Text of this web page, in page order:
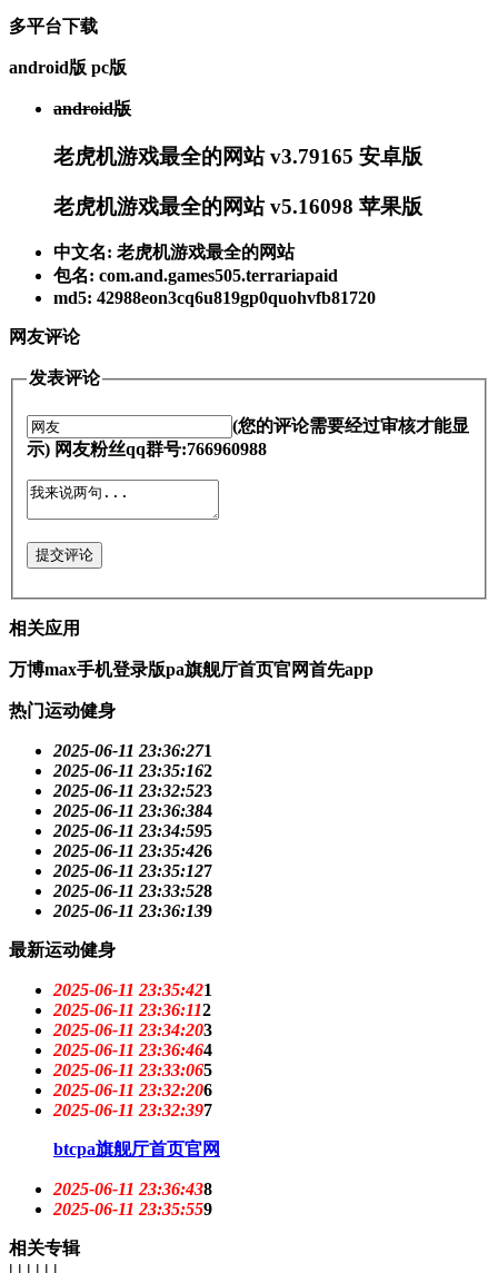
多平台下载
android版 pc版
android版
老虎机游戏最全的网站 v3.79165 安卓版
老虎机游戏最全的网站 v5.16098 苹果版
中文名: 老虎机游戏最全的网站
包名: com.and.games505.terrariapaid
md5: 42988eon3cq6u819gp0quohvfb81720
网友评论
发表评论
(您的评论需要经过审核才能显
示) 网友粉丝qq群号:766960988
提交评论
相关应用
万博max手机登录版pa旗舰厅首页官网首先app
热门运动健身
2025-06-11 23:36:271
2025-06-11 23:35:162
2025-06-11 23:32:523
2025-06-11 23:36:384
2025-06-11 23:34:595
2025-06-11 23:35:426
2025-06-11 23:35:127
2025-06-11 23:33:528
2025-06-11 23:36:139
最新运动健身
2025-06-11 23:35:421
2025-06-11 23:36:112
2025-06-11 23:34:203
2025-06-11 23:36:464
2025-06-11 23:33:065
2025-06-11 23:32:206
2025-06-11 23:32:397
btcpa旗舰厅首页官网
2025-06-11 23:36:438
2025-06-11 23:35:559
相关专辑